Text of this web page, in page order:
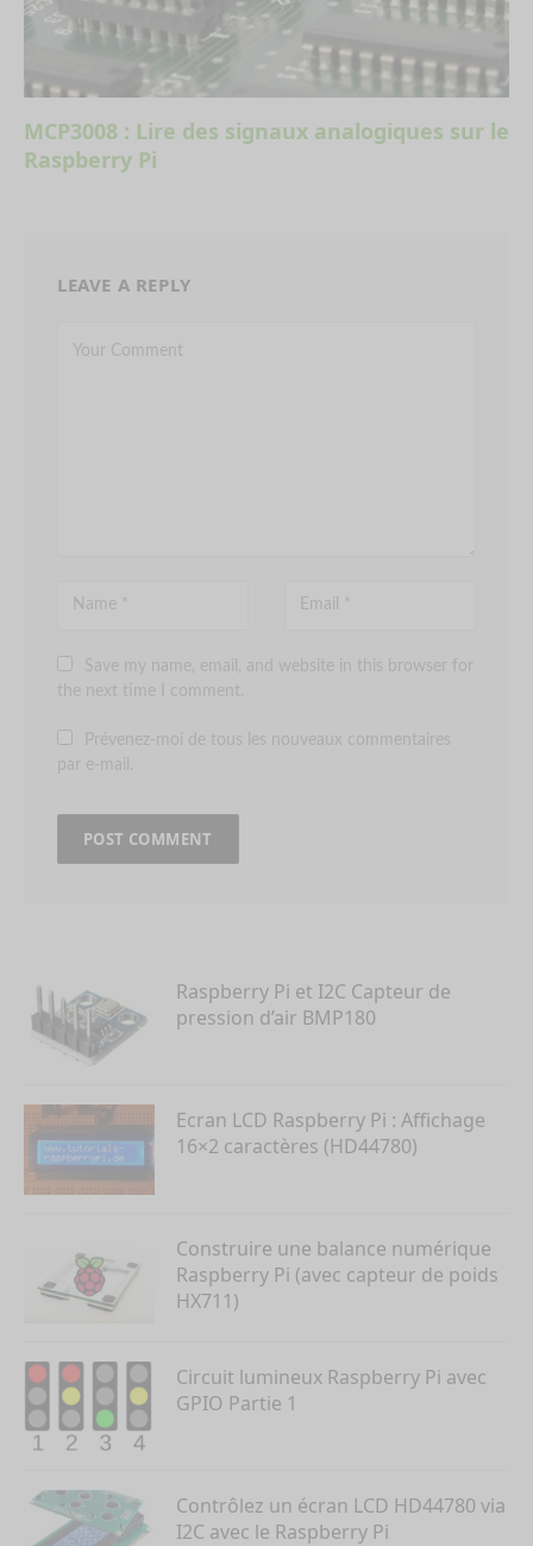
MCP3008 : Lire des signaux analogiques sur le
Raspberry Pi
LEAVE A REPLY
Save my name, email, and website in this browser for
the next time I comment.
Prévenez-moi de tous les nouveaux commentaires
par e-mail.
Raspberry Pi et I2C Capteur de
pression d’air BMP180
Ecran LCD Raspberry Pi : Affichage
16×2 caractères (HD44780)
Construire une balance numérique
Raspberry Pi (avec capteur de poids
HX711)
Circuit lumineux Raspberry Pi avec
GPIO Partie 1
Contrôlez un écran LCD HD44780 via
I2C avec le Raspberry Pi